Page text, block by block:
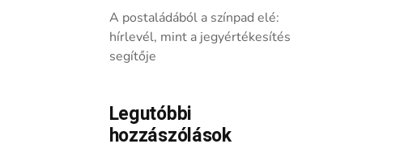
A postaládából a színpad elé:
hírlevél, mint a jegyértékesítés
segítője
Legutóbbi
hozzászólások